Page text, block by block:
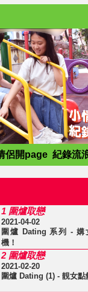
侶開page 紀錄流
1 圍爐取戀
2021-04-02
圍爐 Dating 系列 - 媾
機！
2 圍爐取戀
2021-02-20
圍爐 Dating (1) - 靚女點